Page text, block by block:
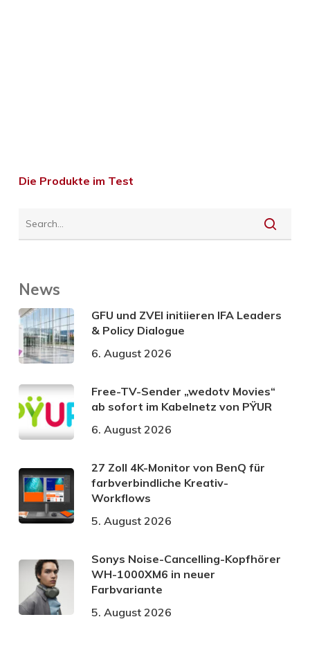
Die Produkte im Test
News
GFU und ZVEI initiieren IFA Leaders
& Policy Dialogue
6. August 2026
Free-TV-Sender „wedotv Movies“
ab sofort im Kabelnetz von PŸUR
6. August 2026
27 Zoll 4K-Monitor von BenQ für
farbverbindliche Kreativ-
Workflows
5. August 2026
Sonys Noise-Cancelling-Kopfhörer
WH-1000XM6 in neuer
Farbvariante
5. August 2026